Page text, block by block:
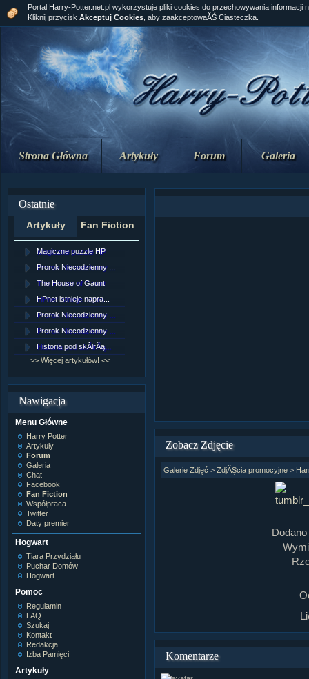
Strona Główna Artykuły Forum Galeria
Ostatnie
Artykuły Fan Fiction
Magiczne puzzle HP
Prorok Niecodzienny ...
The House of Gaunt
HPnet istnieje napra...
Prorok Niecodzienny ...
Prorok Niecodzienny ...
Historia pod skĂłrÂą...
>> Więcej artykułów! <<
Nawigacja
Menu Główne
Harry Potter
Artykuły
Forum
Galeria
Chat
Facebook
Fan Fiction
Współpraca
Twitter
Daty premier
Hogwart
Tiara Przydziału
Puchar Domów
Hogwart
Pomoc
Regulamin
FAQ
Szukaj
Kontakt
Redakcja
Izba Pamięci
Artykuły
Portal Harry-Potter.net.pl wykorzystuje pliki cookies do przechowywania informacji
Kliknij przycisk Akceptuj Cookies , aby zaakceptowaĂŚ Ciasteczka.
Zobacz Zdjęcie
Galerie Zdjęć > ZdjĂŞcia promocyjne >
Komentarze